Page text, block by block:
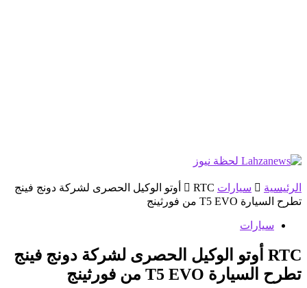
الرئيسية سيارات
RTC أوتو الوكيل الحصرى لشركة دونج فينج
تطرح السيارة T5 EVO من فورثينج
سيارات
RTC أوتو الوكيل الحصرى لشركة دونج فينج
تطرح السيارة T5 EVO من فورثينج